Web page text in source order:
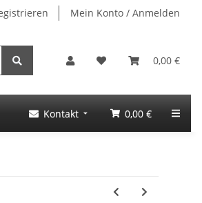
Mein Konto / Anmelden
0,00 €
Kontakt 0,00 €